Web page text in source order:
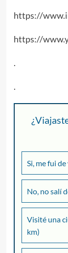
https://
https://
.
.
Si, me fui
No, no salí
Visité una
km)